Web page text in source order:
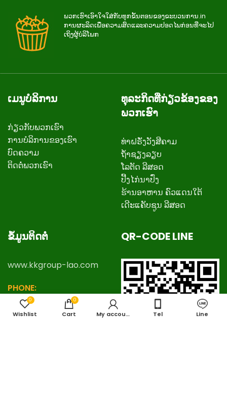
ພວກ​ເຮົາ​ເອົາ​ໃຈ​ໃສ່​ກັບ​ທຸກ​ຂັ້ນ​ຕອນ​ຂອງ​ຂະ​ບວນ​ການ.in
ການ​ຜະ​ລິດ​ເພື່ອ​ຄວາມ​ສົດ​ແລະ​ຄວາມ​ປອດ​ໄພ​ກ່ອນ​ທີ່​ຈະ​ໄປ​
ເຖິງ​ຜູ້​ບໍ​ລິ​ໂພກ
ເມນູບໍລິການ
ກ່ຽວ​ກັບ​ພວກ​ເຮົາ
ການບໍລິການຂອງເຮົາ
ບົດຄວາມ
ຕິດ​ຕໍ່​ພວກ​ເຮົາ
ທຸລະກິດທີ່ກ່ຽວຂ້ອງຂອງ
ພວກເຮົາ
ທ່າຝຣັ່ງວັງສີຄາມ
ຖ້ຳຊຽງລຽບ
ໂລຕັດ ລີສອດ
ປີ້ງໄກ່ນາປົ່ງ
ຮ້ານອາຫານ ຄົວແດນໃຕ້
ເດີະແຄັບຊູນ ລີສອດ
ຂໍ້ມູນຕິດຕໍ່
www.kkgroup-lao.com
PHONE:
8562057888777,
+8562057778888
QR-CODE LINE
0
Wishlist
0
Cart My account Tel Line